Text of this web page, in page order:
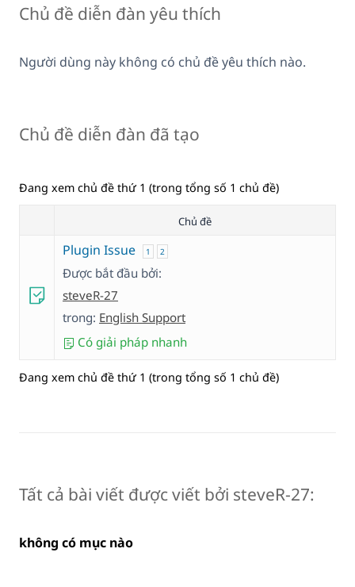
Chủ đề diễn đàn yêu thích
Người dùng này không có chủ đề yêu thích nào.
Chủ đề diễn đàn đã tạo
Đang xem chủ đề thứ 1 (trong tổng số 1 chủ đề)
Chủ đề
Plugin Issue 1 2
Được bắt đầu bởi:
steveR-27
trong: English Support
Có giải pháp nhanh
Đang xem chủ đề thứ 1 (trong tổng số 1 chủ đề)
Tất cả bài viết được viết bởi steveR-27:
không có mục nào